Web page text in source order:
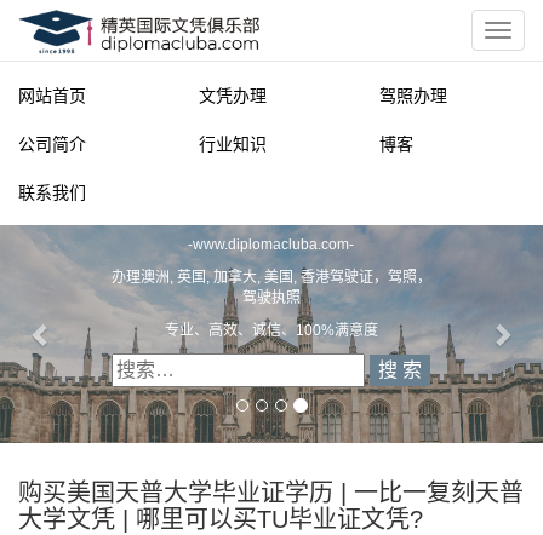
网站首页 文凭办理 驾照办理
公司简介 行业知识 博客
联系我们
-www.diplomacluba.com-
办理澳洲, 英国, 加拿大, 美国, 香港驾驶证，驾照，
驾驶执照
专业、高效、诚信、100%满意度
购买美国天普大学毕业证学历 | 一比一复刻天普
大学文凭 | 哪里可以买TU毕业证文凭?